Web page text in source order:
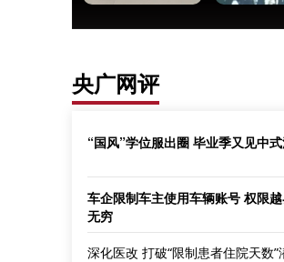
央广网评
“国风”学位服出圈 毕业季又见中
车企限制车主使用车辆账号 权限
无穷
深化医改 打破“限制患者住院天数”